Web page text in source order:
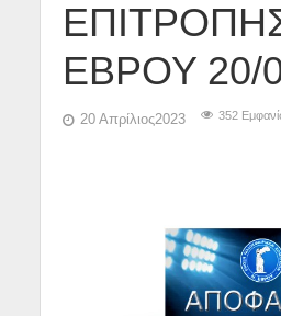
ΕΒΡΟΥ 20/
20 Απρίλιος2023 352